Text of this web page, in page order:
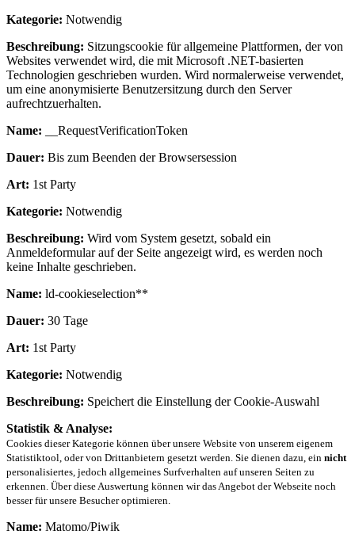
Kategorie: Notwendig
Beschreibung: Sitzungscookie für allgemeine Plattformen, der von
Websites verwendet wird, die mit Microsoft .NET-basierten
Technologien geschrieben wurden. Wird normalerweise verwendet,
um eine anonymisierte Benutzersitzung durch den Server
aufrechtzuerhalten.
Name: __RequestVerificationToken
Dauer: Bis zum Beenden der Browsersession
Art: 1st Party
Kategorie: Notwendig
Beschreibung: Wird vom System gesetzt, sobald ein
Anmeldeformular auf der Seite angezeigt wird, es werden noch
keine Inhalte geschrieben.
Name: ld-cookieselection**
Dauer: 30 Tage
Art: 1st Party
Kategorie: Notwendig
Beschreibung: Speichert die Einstellung der Cookie-Auswahl
Statistik & Analyse:
Cookies dieser Kategorie können über unsere Website von unserem eigenem
Statistiktool, oder von Drittanbietern gesetzt werden. Sie dienen dazu, ein nicht
personalisiertes, jedoch allgemeines Surfverhalten auf unseren Seiten zu
erkennen. Über diese Auswertung können wir das Angebot der Webseite noch
besser für unsere Besucher optimieren.
Name: Matomo/Piwik